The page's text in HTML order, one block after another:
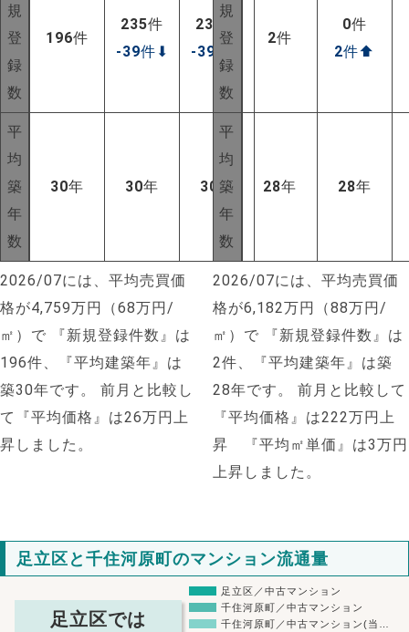
規
登
録
数
196件
235件
-39件 ⬇
235 件
-39
平
均
築
年
数
30年 30年 30 年
2026/07には、平均売買価
格が4,759万円（68万円/
㎡）で 『新規登録件数』は
196件、『平均建築年』は
築30年です。
前月と比較し
て『平均価格』は26万円上
昇しました。
規
登
録
数
2件
0件
2件⬆
平
均
築
年
数
28年 28年
2026/07には、平均売買価
格が6,182万円（88万円/
㎡）で 『新規登録件数』は
2件、『平均建築年』は築
28年です。
前月と比較して
『平均価格』は222万円上
昇 『平均㎡単価』は3万円
上昇しました。
足立区と千住河原町のマンション流通量
足立区では
足立区／中古マンション
千住河原町／中古マンション
千住河原町／中古マンション(当…